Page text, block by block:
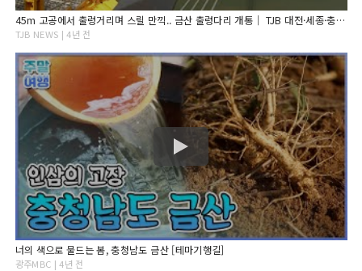
45m 고공에서 출렁거리며 스릴 만끽.. 금산 출렁다리 개통｜ TJB 대전·세종·충남뉴스
TJB NEWS | 4년 전
너의 색으로 물드는 봄, 충청남도 금산 [테마기행길]
광주MBC | 4년 전